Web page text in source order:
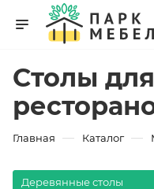
Столы
Главная — Каталог —
Деревянные столы